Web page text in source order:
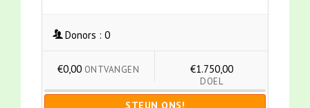
Donors : 0
€0,00 ONTVANGEN €1.750,00
DOEL
STEUN ONS!